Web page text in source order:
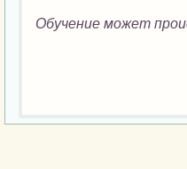
Обучение может